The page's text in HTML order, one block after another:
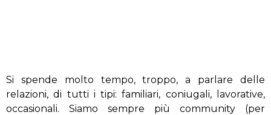
Si spende molto tempo, troppo, a parlare delle
relazioni, di tutti i tipi: familiari, coniugali, lavorative,
occasionali. Siamo sempre più community (per